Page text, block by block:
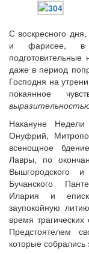
С воскресного
и фарисее, в
даже в период
Господня на
покаянное
Накануне
Онуфрий,
всенощное
Лавры, по
Вышгородского
Бучанского
Илария и
заупокойную
время
Предстоятелем
которые собрались